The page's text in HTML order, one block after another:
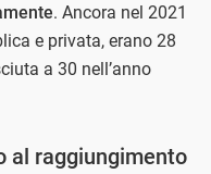
. Ancora nel 2021
e privata, erano 28
a 30 nell’anno
al raggiungimento